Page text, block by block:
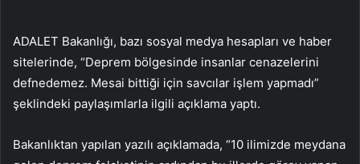
ADALET Bakanlığı, bazı sosyal medya hesapları ve haber
sitelerinde, “Deprem bölgesinde insanlar cenazelerini
defnedemez. Mesai bittiği için savcılar işlem yapmadı”
şeklindeki paylaşımlarla ilgili açıklama yaptı.
Bakanlıktan yapılan yazılı açıklamada, “10 ilimizde meydana